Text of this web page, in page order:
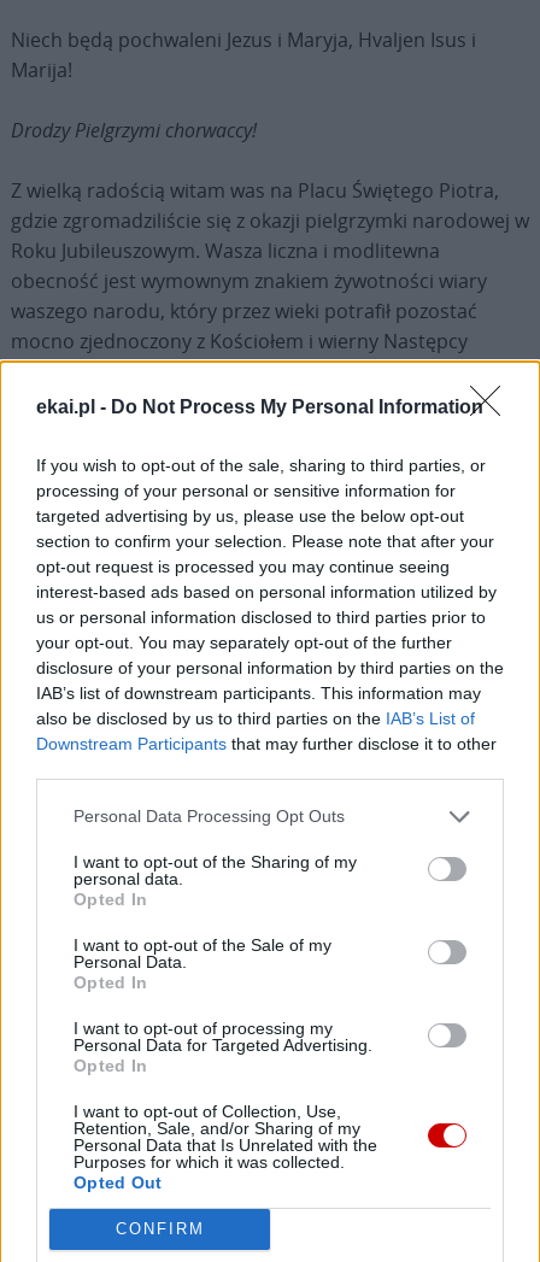
ekai.pl - Do Not Process My Personal Information
If you wish to opt-out of the sale, sharing to third parties, or
processing of your personal or sensitive information for
targeted advertising by us, please use the below opt-out
section to confirm your selection. Please note that after your
opt-out request is processed you may continue seeing
interest-based ads based on personal information utilized by
us or personal information disclosed to third parties prior to
your opt-out. You may separately opt-out of the further
disclosure of your personal information by third parties on the
IAB’s list of downstream participants. This information may
also be disclosed by us to third parties on the IAB’s List of
Downstream Participants that may further disclose it to other
Personal Data Processing Opt Outs
I want to opt-out of the Sharing of my
personal data.
Opted In
I want to opt-out of the Sale of my
Personal Data.
Opted In
I want to opt-out of processing my
Personal Data for Targeted Advertising.
Opted In
I want to opt-out of Collection, Use,
Retention, Sale, and/or Sharing of my
Personal Data that Is Unrelated with the
Purposes for which it was collected.
Opted Out
CONFIRM
Niech będą pochwaleni Jezus i Maryja, Hvaljen Isus i
Marija!
Drodzy Pielgrzymi chorwaccy!
Z wielką radością witam was na Placu Świętego Piotra,
gdzie zgromadziliście się z okazji pielgrzymki narodowej w
Roku Jubileuszowym. Wasza liczna i modlitewna
obecność jest wymownym znakiem żywotności wiary
waszego narodu, który przez wieki potrafił pozostać
mocno zjednoczony z Kościołem i wierny Następcy
Apostoła Piotra.
wiary nie pozostały w przeszłości, ale nadal przynoszą
owoce również dzisiaj, dzięki świadectwu waszych rodzin,
waszych wspólnot parafialnych i waszych stowarzyszeń.
Tradycja otrzymana od waszych ojców jest cennym
skarbem, którego starannie strzeżecie i do którego
ciągłej odnowy jesteście wezwani, pozostając zawsze
otwarci na rozpoznawanie tego, co tchnie Duch Święty.
Serdecznie dziękuję wam za tę wierność przeżywaną w
konkretach codziennego życia. Wiem dobrze, że wielu z
gdziekolwiek jesteście, pozostańcie związani ze swoimi
korzeniami chrześcijańskimi i dawajcie świadectwo ludu,
który kocha Chrystusa i Jego Kościół. Taka spójność życia
jest ewangelicznym słowem bardziej wymownym niż
wiele przemówień.
Jezusie, Dobrym Pasterzu, który was prowadzi i
towarzyszy wam, i abyście z ufnością i łagodnością
wzrasta i umacnia się, gdy jest dzielona: dlatego
zachęcam was, byście z radością przekazywali waszym
dzieciom i nowym pokoleniom wartości chrześcijańskie,
które ukształtowały waszą długą historię i kulturę. W ten
sposób będziecie nadal zaczynem pokoju, dobra i nadziei